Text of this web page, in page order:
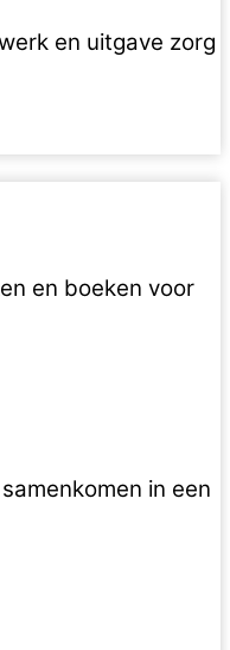
en uitgave zorg
en boeken voor
in een